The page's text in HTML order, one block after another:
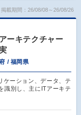
掲載期間：26/08/08～26/08/26
ーキテクチャー
/ 福岡県
ケーション、データ、テ
識別し、主にITアーキテ